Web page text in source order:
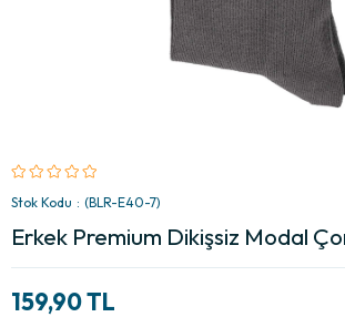
Stok Kodu (BLR-E40-7)
Erkek Premium Dikişsiz Modal
159,90 TL